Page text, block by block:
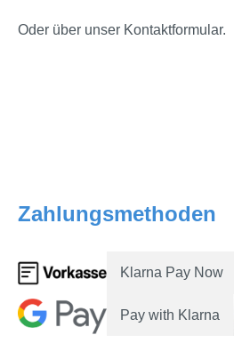
Oder über unser Kontaktformular.
Zahlungsmethoden
Klarna Pay Now
Pay with Klarna